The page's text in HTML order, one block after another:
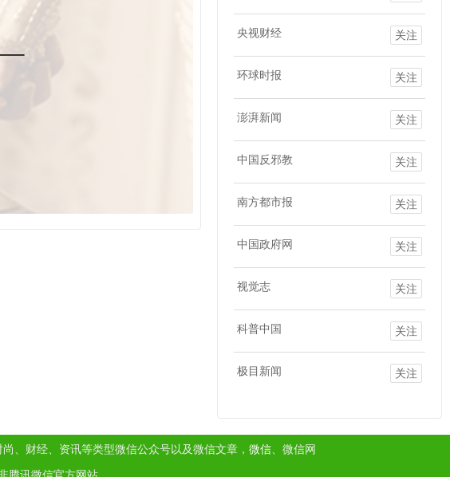
央视财经 关注
环球时报 关注
澎湃新闻 关注
中国反邪教 关注
南方都市报 关注
中国政府网 关注
视觉志 关注
科普中国 关注
极目新闻 关注
、财经、资讯等类型微信公众号以及微信文章， 微信 、微信网
腾讯微信官方网站。